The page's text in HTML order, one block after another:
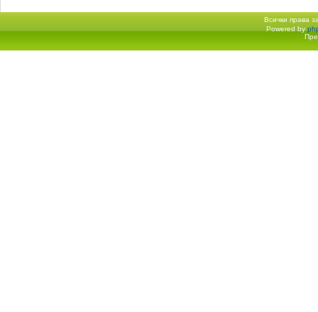
Всички права
Начало форум Powered by